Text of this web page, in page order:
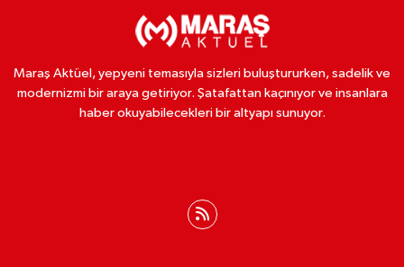
Maraş Aktüel, yepyeni temasıyla sizleri buluştururken, sadelik ve
modernizmi bir araya getiriyor. Şatafattan kaçınıyor ve insanlara
haber okuyabilecekleri bir altyapı sunuyor.